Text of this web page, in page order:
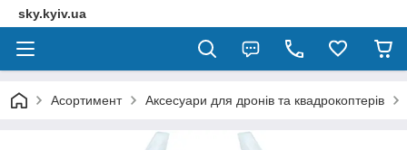
sky.kyiv.ua
Асортимент Аксесуари для дронів та квадрокоптерів